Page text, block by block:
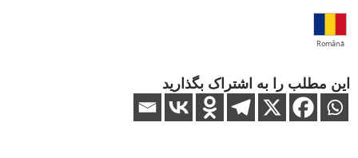
Română
این مطلب را به اشتراک بگذارید